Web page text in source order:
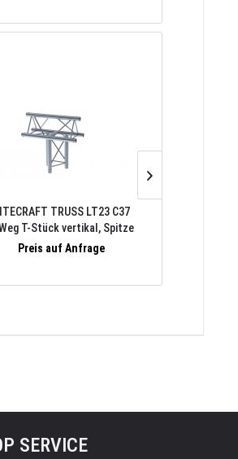
TRUSS LT23 C37
T-Stück vertikal, Spitze
oben, inkl. Verbindersatz
Preis auf Anfrage
SERVICE